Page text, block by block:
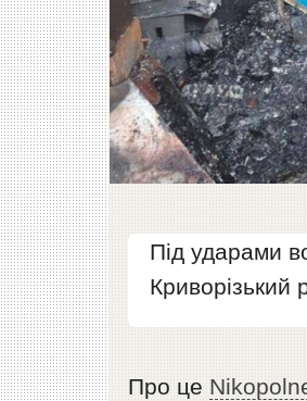
Під ударами
Криворізький
Про це